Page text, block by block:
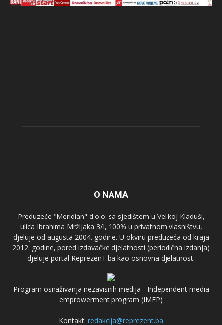
O NAMA
Preduzeće "Meridian" d.o.o. sa sjedištem u Velikoj Kladuši,
ulica Ibrahima Mržljaka 3/I, 100% u privatnom vlasništvu,
djeluje od augusta 2004. godine. U okviru preduzeća od kraja
2012. godine, pored izdavačke djelatnosti (periodična izdanja)
djeluje portal ReprezenT.ba kao osnovna djelatnost.
Program osnaživanja nezavisnih medija - Independent media
emprowerment program (IMEP)
Kontakt: redakcija@reprezent.ba